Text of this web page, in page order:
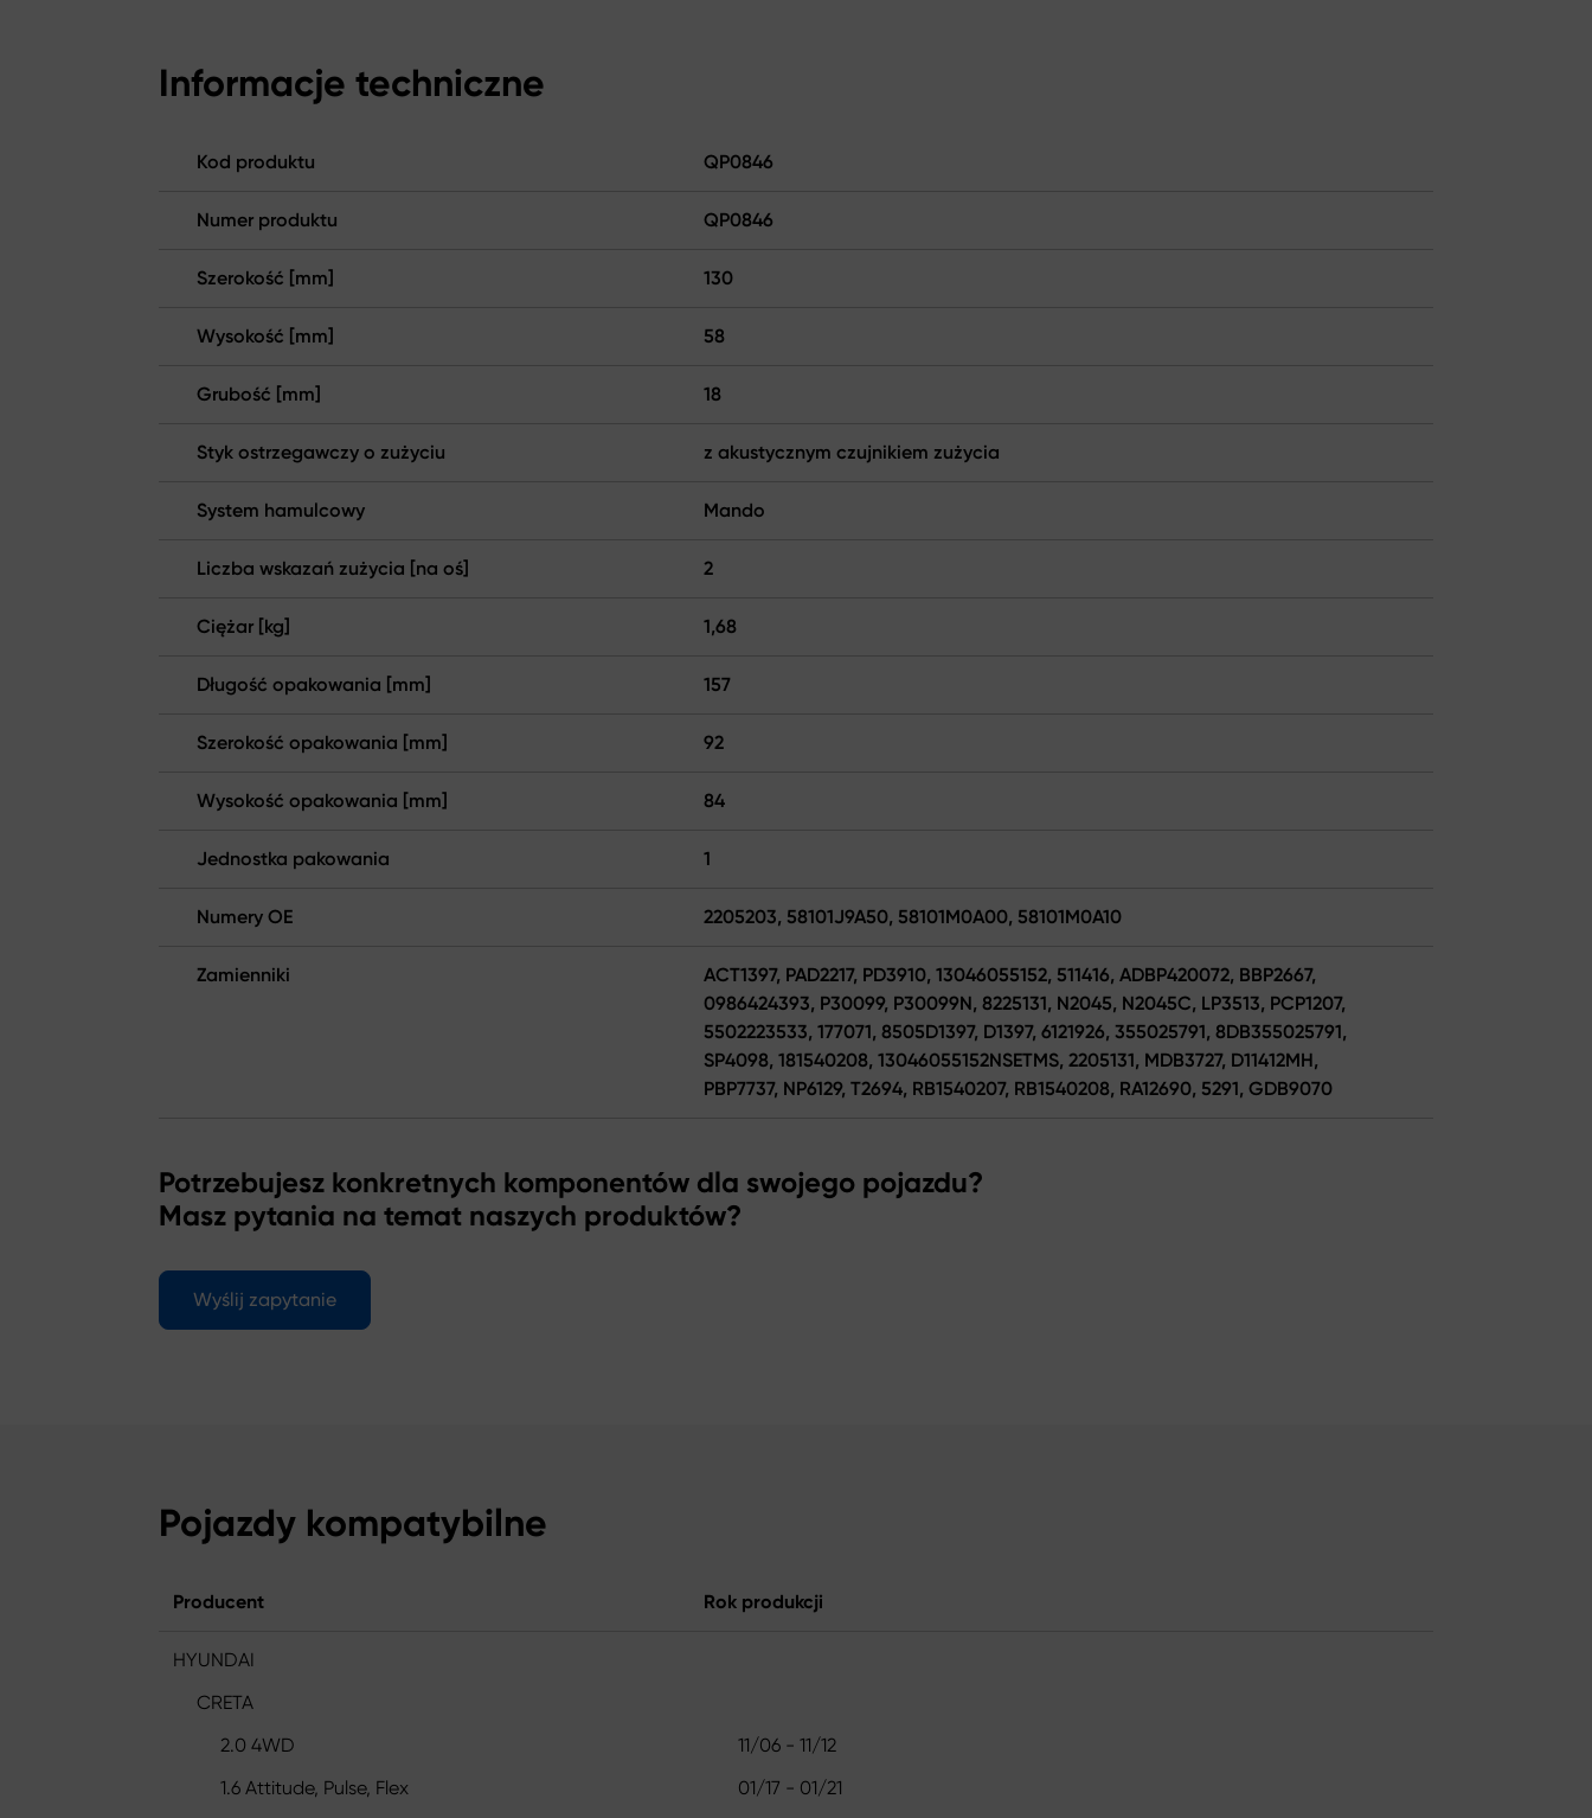
Informacje techniczne
Kod produktu QP0846
Numer produktu QP0846
Szerokość [mm] 130
Wysokość [mm] 58
Grubość [mm] 18
Styk ostrzegawczy o zużyciu z akustycznym czujnikiem zużycia
System hamulcowy Mando
Liczba wskazań zużycia [na oś] 2
Ciężar [kg] 1,68
Długość opakowania [mm] 157
Szerokość opakowania [mm] 92
Wysokość opakowania [mm] 84
Jednostka pakowania 1
Numery OE 2205203, 58101J9A50, 58101M0A00, 58101M0A10
Zamienniki
ACT1397, PAD2217, PD3910, 13046055152, 511416, ADBP420072, BBP2667,
0986424393, P30099, P30099N, 8225131, N2045, N2045C, LP3513, PCP1207,
5502223533, 177071, 8505D1397, D1397, 6121926, 355025791, 8DB355025791,
SP4098, 181540208, 13046055152NSETMS, 2205131, MDB3727, D11412MH,
PBP7737, NP6129, T2694, RB1540207, RB1540208, RA12690, 5291, GDB9070
Potrzebujesz konkretnych komponentów dla swojego pojazdu?
Masz pytania na temat naszych produktów?
Wyślij zapytanie
Pojazdy kompatybilne
Producent Rok produkcji
HYUNDAI
CRETA
2.0 4WD
11/06 - 11/12
1.6 Attitude, Pulse, Flex
01/17 - 01/21